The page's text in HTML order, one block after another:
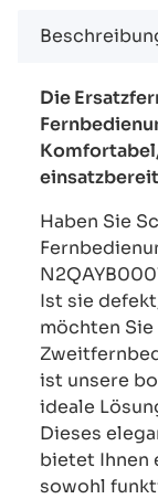
Die
einsatzbereit
Haben Sie
Ist sie
möchten
ist unsere
ideale
Dieses
bietet Ihnen
sowohl